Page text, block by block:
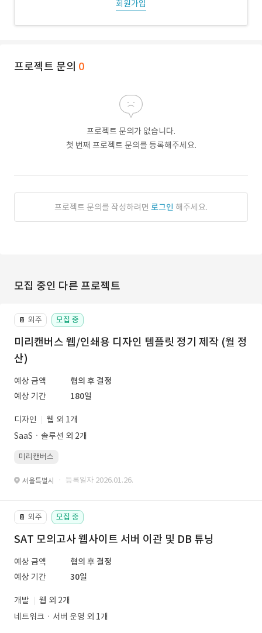
회원가입
프로젝트 문의 0
프로젝트 문의가 없습니다.
첫 번째 프로젝트 문의를 등록해주세요.
프로젝트 문의를 작성하려면 로그인 해주세요.
모집 중인 다른 프로젝트
📔 외주 모집 중
미리캔버스 웹/인쇄용 디자인 템플릿 정기 제작 (월 정
산)
예상 금액
협의 후 결정
예상 기간
180일
디자인
웹 외 1개
SaaSㆍ솔루션 외 2개
미리캔버스
서울특별시 · 등록일자 2026.01.26.
📔 외주 모집 중
SAT 모의고사 웹사이트 서버 이관 및 DB 튜닝
예상 금액
협의 후 결정
예상 기간
30일
개발
웹 외 2개
네트워크ㆍ서버 운영 외 1개